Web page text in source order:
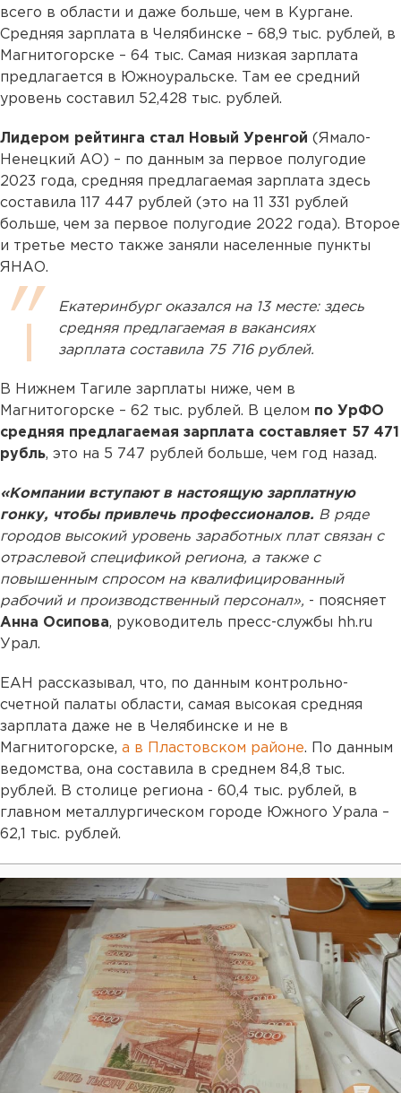
всего в области и даже больше, чем в Кургане.
Средняя зарплата в Челябинске – 68,9 тыс. рублей, в
Магнитогорске – 64 тыс. Самая низкая зарплата
предлагается в Южноуральске. Там ее средний
уровень составил 52,428 тыс. рублей.
Лидером рейтинга стал Новый Уренгой (Ямало-
Ненецкий АО) – по данным за первое полугодие
2023 года, средняя предлагаемая зарплата здесь
составила 117 447 рублей (это на 11 331 рублей
больше, чем за первое полугодие 2022 года). Второе
и третье место также заняли населенные пункты
ЯНАО.
Екатеринбург оказался на 13 месте: здесь
средняя предлагаемая в вакансиях
зарплата составила 75 716 рублей.
В Нижнем Тагиле зарплаты ниже, чем в
Магнитогорске – 62 тыс. рублей. В целом по УрФО
средняя предлагаемая зарплата составляет 57 471
рубль, это на 5 747 рублей больше, чем год назад.
«Компании вступают в настоящую зарплатную
гонку, чтобы привлечь профессионалов. В ряде
городов высокий уровень заработных плат связан с
отраслевой спецификой региона, а также с
повышенным спросом на квалифицированный
рабочий и производственный персонал», - поясняет
Анна Осипова, руководитель пресс-службы hh.ru
Урал.
ЕАН рассказывал, что, по данным контрольно-
счетной палаты области, самая высокая средняя
зарплата даже не в Челябинске и не в
Магнитогорске, а в Пластовском районе. По данным
ведомства, она составила в среднем 84,8 тыс.
рублей. В столице региона - 60,4 тыс. рублей, в
главном металлургическом городе Южного Урала –
62,1 тыс. рублей.